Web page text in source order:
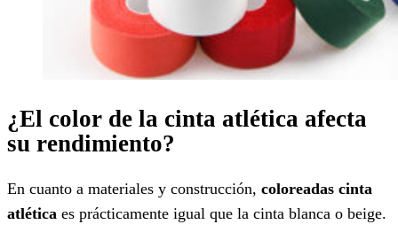
¿El color de la cinta atlética afecta
su rendimiento?
En cuanto a materiales y construcción, coloreadas cinta
atlética es prácticamente igual que la cinta blanca o beige.